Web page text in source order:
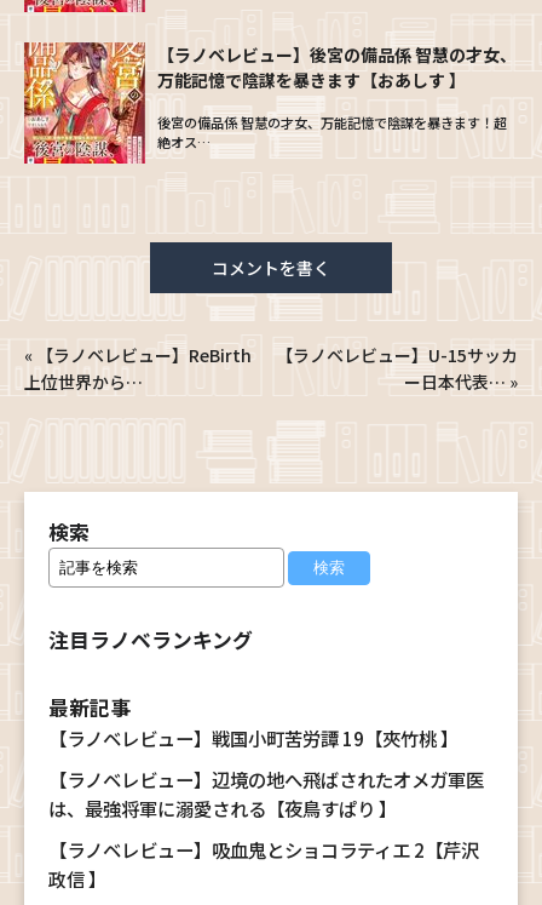
【ラノベレビュー】後宮の備品係 智慧の才女、
万能記憶で陰謀を暴きます【おあしす 】
後宮の備品係 智慧の才女、万能記憶で陰謀を暴きます！超
絶オス…
コメントを書く
«
【ラノベレビュー】ReBirth
上位世界から…
【ラノベレビュー】U-15サッカ
ー日本代表… »
検索
注目ラノベランキング
最新記事
【ラノベレビュー】戦国小町苦労譚 19【夾竹桃 】
【ラノベレビュー】辺境の地へ飛ばされたオメガ軍医
は、最強将軍に溺愛される【夜鳥すぱり 】
【ラノベレビュー】吸血鬼とショコラティエ 2【芹沢
政信 】